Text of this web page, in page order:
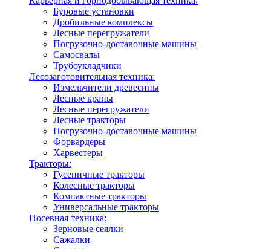
Буровые установки
Дробильные комплексы
Лесные перегружатели
Погрузочно-доставочные машины
Самосвалы
Трубоукладчики
Лесозаготовительная техника:
Измельчители древесины
Лесные краны
Лесные перегружатели
Лесные тракторы
Погрузочно-доставочные машины
Форвардеры
Харвестеры
Тракторы:
Гусеничные тракторы
Колесные тракторы
Компактные тракторы
Универсальные тракторы
Посевная техника:
Зерновые сеялки
Сажалки